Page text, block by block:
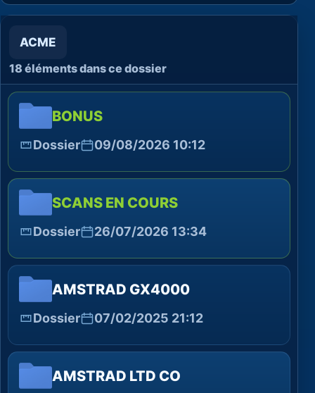
ACME
18 éléments dans ce dossier
BONUS
Dossier 09/08/2026 10:12
SCANS EN COURS
Dossier 26/07/2026 13:34
AMSTRAD GX4000
Dossier 07/02/2025 21:12
AMSTRAD LTD CO